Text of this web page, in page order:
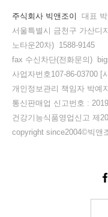
주식회사 빅앤조이
대표
서울특별시 금천구 가산디
노타운20차) 1588-9145
fax 수신차단(전화문의)
사업자번호107-86-03700 [
개인정보관리 책임자 박예지
통신판매업 신고번호 :
건강기능식품영업신고 제
copyright since2004©빅앤